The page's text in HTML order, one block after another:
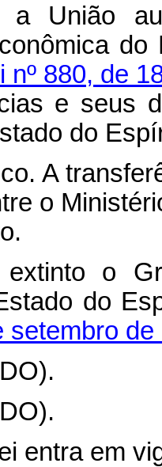
a União
nº 880, de
e seus
do
A
o
o
do
setembro de
entra em